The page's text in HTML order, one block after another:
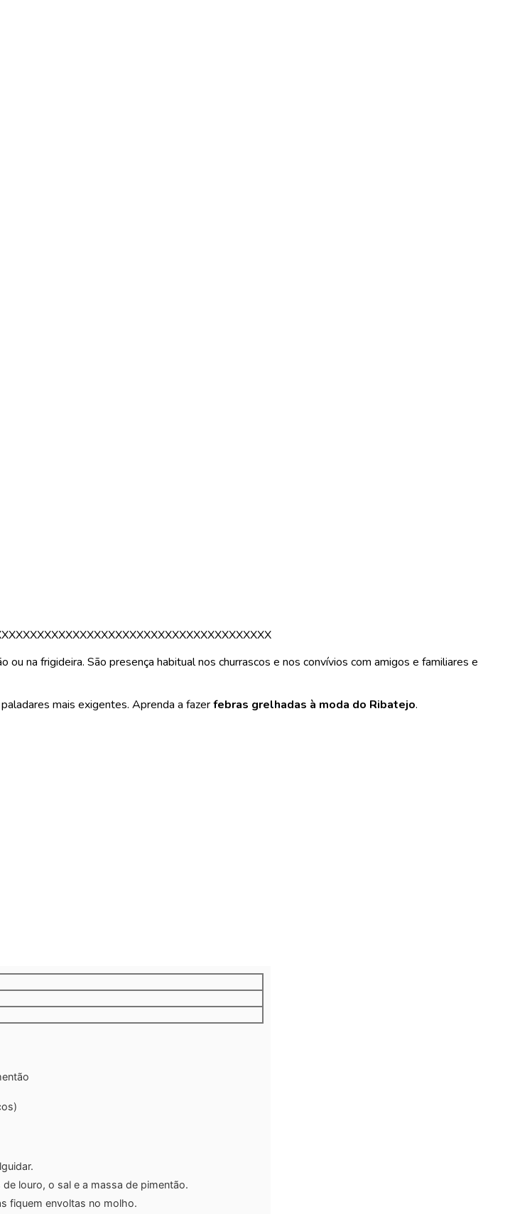
na frigideira. São presença habitual nos churrascos e nos convívios com amigos e familiares e
mais exigentes. Aprenda a fazerfebras grelhadas à moda do Ribatejo.
louro, o sal e a massa de pimentão.
fiquem envoltas no molho.